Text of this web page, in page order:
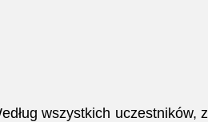
wszystkich uczestników, z